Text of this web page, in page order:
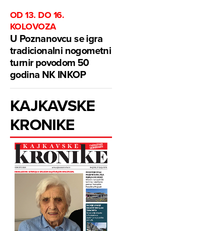
OD 13. DO 16.
KOLOVOZA
U Poznanovcu se igra
tradicionalni nogometni
turnir povodom 50
godina NK INKOP
KAJKAVSKE
KRONIKE